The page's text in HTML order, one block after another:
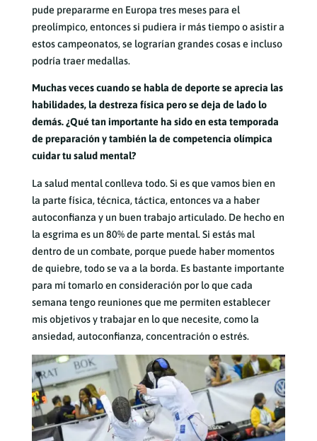
pude prepararme en Europa tres meses para el
preolímpico, entonces si pudiera ir más tiempo o asistir a
estos campeonatos, se lograrían grandes cosas e incluso
podría traer medallas.
Muchas veces cuando se habla de deporte se aprecia las
habilidades, la destreza física pero se deja de lado lo
demás. ¿Qué tan importante ha sido en esta temporada
de preparación y también la de competencia olímpica
cuidar tu salud mental?
La salud mental conlleva todo. Si es que vamos bien en
la parte física, técnica, táctica, entonces va a haber
autoconfianza y un buen trabajo articulado. De hecho en
la esgrima es un 80% de parte mental. Si estás mal
dentro de un combate, porque puede haber momentos
de quiebre, todo se va a la borda. Es bastante importante
para mí tomarlo en consideración por lo que cada
semana tengo reuniones que me permiten establecer
mis objetivos y trabajar en lo que necesite, como la
ansiedad, autoconfianza, concentración o estrés.